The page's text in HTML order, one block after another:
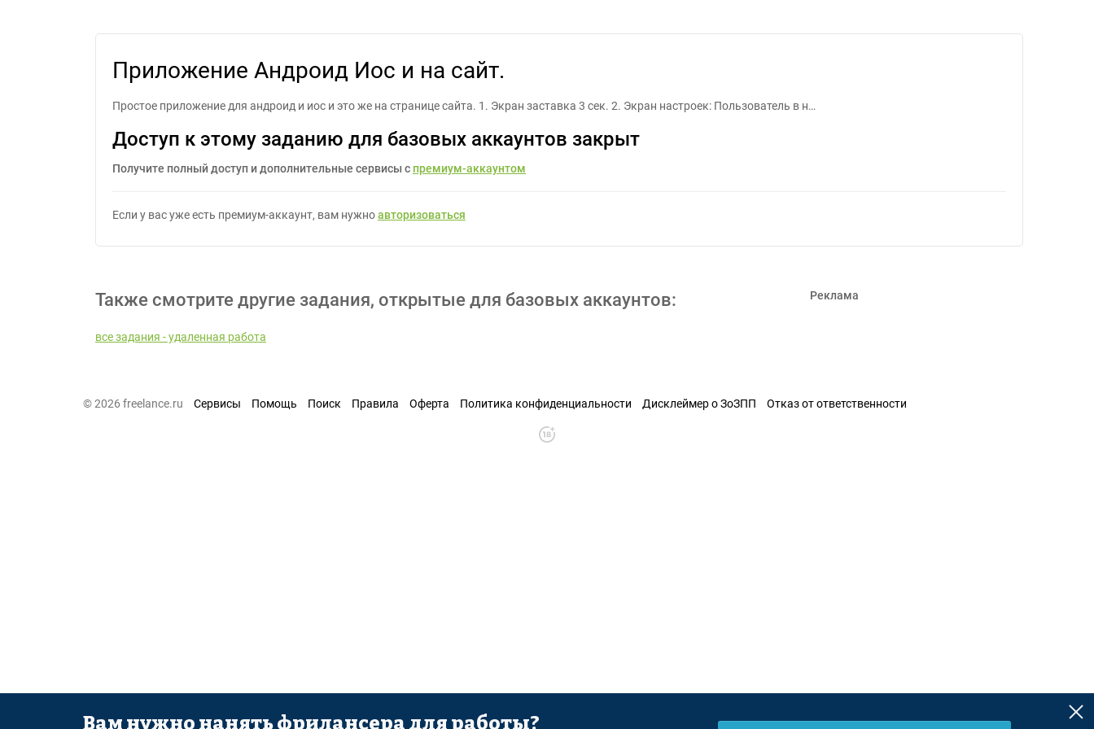
Приложение Андроид Иос и на сайт.
Простое приложение для андроид и иос и это же на странице сайта. 1. Экран заставка 3 сек. 2. Экран настроек: Пользователь в н…
Доступ к этому заданию для базовых аккаунтов закрыт
Получите полный доступ и дополнительные сервисы с премиум-аккаунтом
Если у вас уже есть премиум-аккаунт, вам нужноавторизоваться
Также смотрите другие задания, открытые для базовых аккаунтов:
все задания - удаленная работа
Реклама
© 2026 freelance.ru Сервисы Помощь Поиск Правила Оферта Политика конфиденциальности Дисклеймер о ЗоЗПП Отказ от ответственности
Вам нужно нанять фрилансера для работы?